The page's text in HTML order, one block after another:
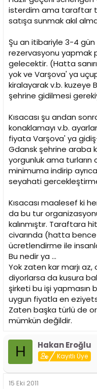
isterdim ama taraftar
satışa sunmak akıl
Şu an itibariyle 3-4
rezervasyonu yapmak
gelecektir. (Hatta
yok ve Varşova' ya
kiralayarak v.b. kuzeye
şehrine gidilmesi
Kısacası şu andan
konaklamayı v.b.
fiyata Varşova' ya
Gdansk şehrine araba
yorgunluk ama
minimuma indirip
seyahati
Kısacası maalesef ki
da bu tur
kalınmıştır. Taraftara
civarında (hatta
ücretlendirme ile
Bu nedir ya ...
Yok zaten kar marjı az,
diyorlarsa da kusura
şirketi bu işi yapmasın
uygun fiyatla en
Zaten başka türlü de
mümkün değildir.
H Hakan Eroğlu
Kayıtlı Üye
15 Eki 2011